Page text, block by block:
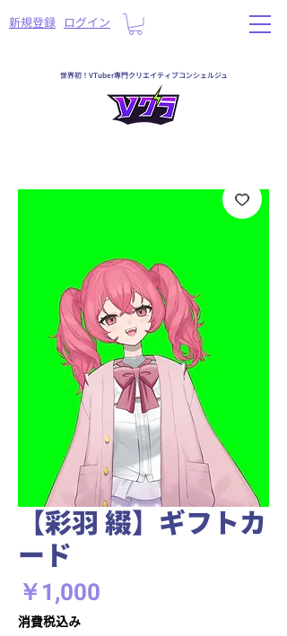
​新規登録 ログイン
世界初！VTuber専門クリエイティブコンシェルジュ
【彩羽 綴】ギフトカ
ード
￥1,000
消費税込み